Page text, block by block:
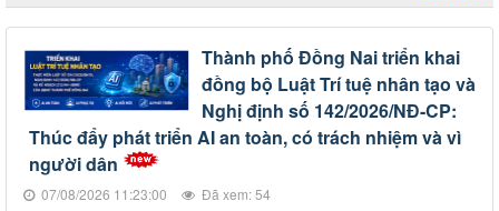
Thành phố Đồng Nai triển khai
đồng bộ Luật Trí tuệ nhân tạo và
Nghị định số 142/2026/NĐ-CP:
Thúc đẩy phát triển AI an toàn, có trách nhiệm và vì
người dân
07/08/2026 11:23:00 Đã xem: 54